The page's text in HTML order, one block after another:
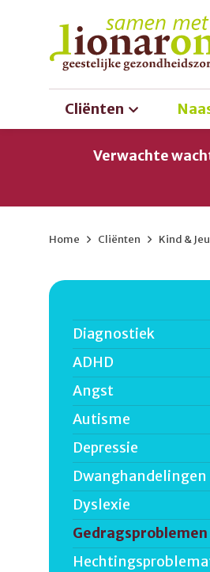
Cliënten
Verwachte
Home > Cliënten > Kind &
Diagnostiek
ADHD
Angst
Autisme
Depressie
Dwanghandelingen
Dyslexie
Gedragsproblemen